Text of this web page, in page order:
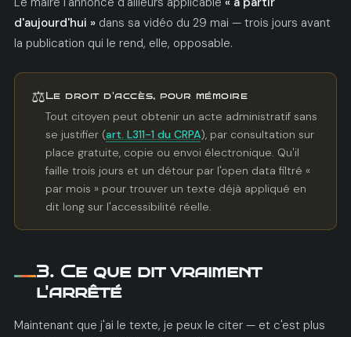
d'aujourd'hui »dans sa vidéo du 29 mai — trois jours avant
la publication qui le rend, elle, opposable.
⚖️Le droit d'accès, pour mémoire
Tout citoyen peut obtenir un acte administratif sans
se justifier (art. L311-1 du CRPA), par consultation sur
place gratuite, copie ou envoi électronique. Qu'il
faille trois jours et un détour par l'open data filtré «
par mois » pour trouver un texte déjà appliqué en
dit long sur l'accessibilité réelle.
3. Ce que dit vraiment
l'arrêté
Maintenant que j'ai le texte, je peux le citer — et c'est plus